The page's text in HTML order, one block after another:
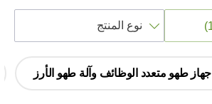
حسب
جهاز طهو متعدد الوظائف وآلة طهو الأرز